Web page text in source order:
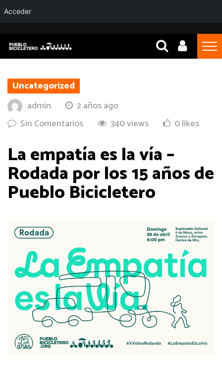
Uncategorized
admin
2 años ago
Sin Comentarios
340 views 0 likes
La empatía es la vía –
Rodada por los 15 años de
Pueblo Bicicletero
Acceder